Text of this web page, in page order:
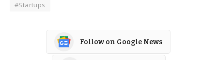
#Startups
Follow on Google News